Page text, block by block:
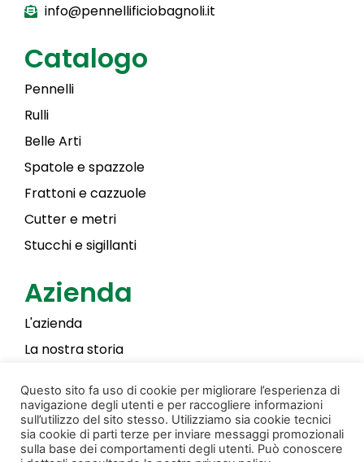
info@pennellificiobagnoli.it
Catalogo
Pennelli
Rulli
Belle Arti
Spatole e spazzole
Frattoni e cazzuole
Cutter e metri
Stucchi e sigillanti
Azienda
L'azienda
La nostra storia
Privacy & Cookie PolicyCreato da Donati Films
Questo sito fa uso di cookie per migliorare l’esperienza di
navigazione degli utenti e per raccogliere informazioni
sull’utilizzo del sito stesso. Utilizziamo sia cookie tecnici
sia cookie di parti terze per inviare messaggi promozionali
sulla base dei comportamenti degli utenti. Può conoscere